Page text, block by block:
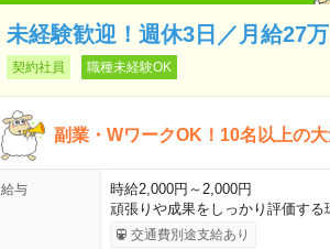
未経験歓迎！週休3日／月給27
契約社員 職種未経験OK
副業・WワークOK！10名以上の
給与
時給2,000円～2,000円
頑張りや成果をしっかり評価する
交通費別途支給あり